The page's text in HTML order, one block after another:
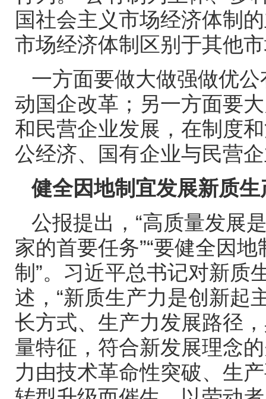
国社会主义市场经济体制
市场经济体制区别于其他
一方面要做大做强做优
动国企改革；另一方面要
和民营企业发展，在制度
公经济、国有企业与民营
健全因地制宜发展新质
公报提出，“高质量发展
家的首要任务”“要健全因
制”。习近平总书记对新质
述，“新质生产力是创新起
长方式、生产力发展路径
量特征，符合新发展理念
力由技术革命性突破、生